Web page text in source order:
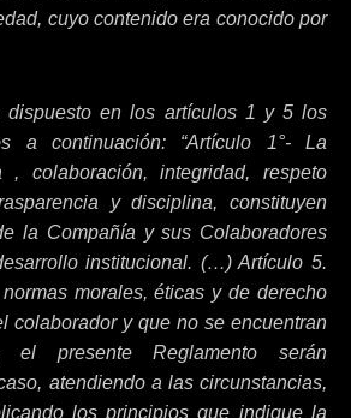
cuyo contenido era conocido por
dispuesto en los artículos 1 y 5 los
a continuación: “Artículo 1°- La
, colaboración, integridad, respeto
y disciplina, constituyen
la Compañía y sus Colaboradores
institucional. (…) Artículo 5.
morales, éticas y de derecho
colaborador y que no se encuentran
el presente Reglamento serán
atendiendo a las circunstancias,
los principios que indique la